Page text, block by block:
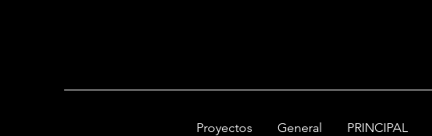
Proyectos General PRINCIPAL